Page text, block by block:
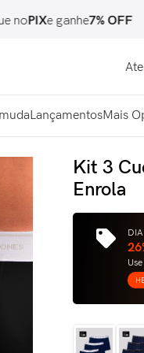
e ganhe 7% OFF
LançamentosMais
Kit 3
Enrola